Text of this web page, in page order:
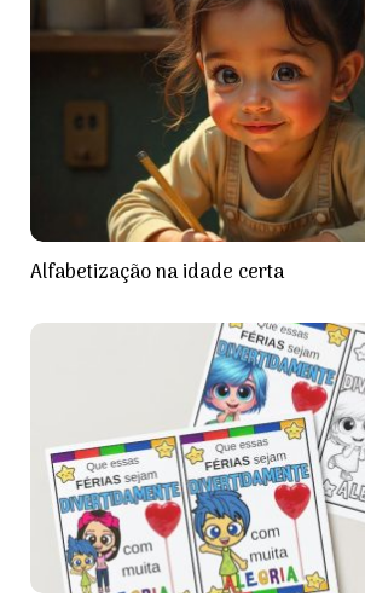
Alfabetização na idade certa